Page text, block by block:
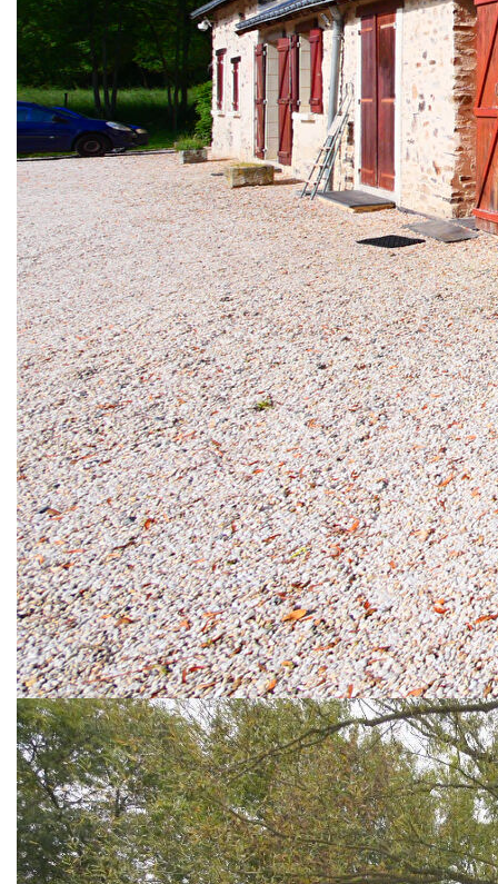
Découvrez ce charmant studio rénové en pleine campagne
dans un environnement exceptionnel à 12 minutes
d'ANGERS - Studio meublé de 22.94 m² habitables avec
pièce de vie - Kitchenette - Salle d'eau - Espace de
stockage - Place de stationnement - jardin.
Vue imprenable et calme absolu.
DISPONIBLE LE 10 JUIN 2026 !
Loyer de 490,00 euros par mois charges comprises dont
65,00 euros par mois de provision pour charges (soumis à
la régularisation annuelle).
Charges comprenant : Wifi, eau froide et chaude,
chauffage, électricité, taxe d'ordures ménagères, entretien
du jardin
Les honoraires charge locataire (visite, constitution du
dossier et rédaction du bail) sont de 254.64 euros (soit
11,10€/m²) dont 69,51 euros pour la réalisation de l'état des
lieux entrant.
Le dépôt de garantie est de 850 euros.
DPE NOUVELLE VERSION
Montant estimé des dépenses annuelles d'énergie pour un
usage standard entre : 630€ et 900€ prix moyens des
énergies indexés au 1er janvier 2021.
Afin d'organiser une visite, merci de nous transmettre au
préalable votre dossier via DossierFacile.
Nos honoraires Nous contacter